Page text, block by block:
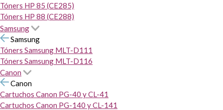
Tóners HP 85 (CE285)
Tóners HP 88 (CE288)
Samsung
Samsung
Tóners Samsung MLT-D111
Tóners Samsung MLT-D116
Canon
Canon
Cartuchos Canon PG-40 y CL-41
Cartuchos Canon PG-140 y CL-141